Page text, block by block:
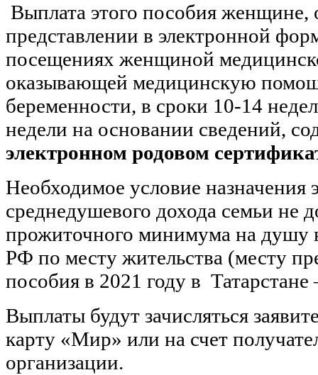
Выплата этого пособия женщине,
представлении в электронной
посещениях женщиной
оказывающей медицинскую
беременности, в сроки 10-14
недели на основании сведений,
электронном родовом
Необходимое условие назначения
среднедушевого дохода семьи не
прожиточного минимума на душу
РФ по месту жительства (месту
пособия в 2021 году в
Выплаты будут зачисляться
карту «Мир» или на счет
организации.